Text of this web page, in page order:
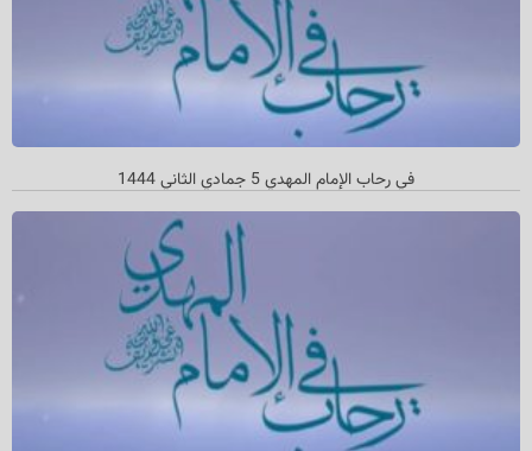
في رحاب الإمام المهدي 5 جمادي الثاني 1444